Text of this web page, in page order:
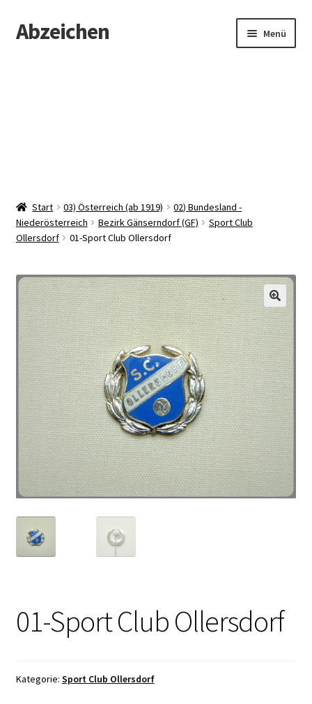
Zur
Navigation
Zum
Inhalt
Abzeichen Menü
Start 03) Österreich (ab 1919)
02) Bundesland -
Niederösterreich
Bezirk Gänserndorf (GF)
Sport Club
Ollersdorf
01-Sport Club Ollersdorf
01-Sport Club Ollersdorf
Kategorie: Sport Club Ollersdorf